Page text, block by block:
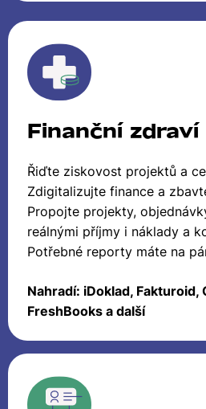
Finanční
Řiďte ziskovost projektů a
Zdigitalizujte finance a
Propojte projekty,
reálnými příjmy i náklady a
Potřebné reporty máte na
Nahradí: iDoklad, Fakturoid,
FreshBooks a další